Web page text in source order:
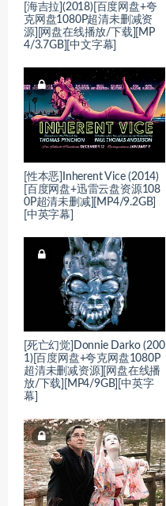
[海吉拉](2018)[百度网盘+夸
克网盘1080P超清未删减资
源][网盘在线播放/下载][MP
4/3.7GB][中文字幕]
[性本恶]Inherent Vice (2014)
[百度网盘+迅雷云盘资源108
0P超清未删减][MP4/9.2GB]
[中英字幕]
[死亡幻觉]Donnie Darko (200
1)[百度网盘+夸克网盘1080P
超清未删减资源][网盘在线播
放/下载][MP4/9GB][中英字
幕]